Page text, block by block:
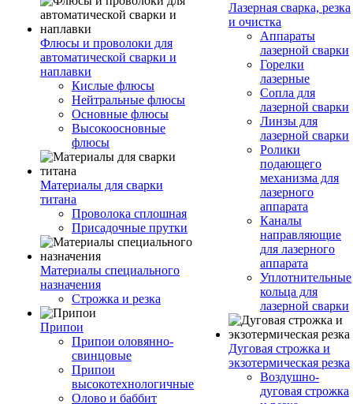
Флюсы и проволоки для
автоматической сварки и
наплавки
Кислые флюсы
Нейтральные флюсы
Основные флюсы
Высокоосновные
флюсы
Материалы для сварки
титана
Проволока сплошная
Присадочные прутки
Материалы специального
назначения
Строжка и резка
Припои
Припои оловянно-
свинцовые
Припои
высокотехнологичные
Олово и баббит
Лазерная сварка, резка
и очистка
Аппараты
лазерной сварки
Горелки
лазерные
Сопла для
лазерной сварки
Линзы для
лазерной сварки
Ролики
подающего
механизма для
лазерного
аппарата
Каналы
направляющие
для лазерного
аппарата
Уплотнительные
кольца для
лазерной сварки
Дуговая строжка и
экзотермическая резка
Воздушно-
дуговая строжка